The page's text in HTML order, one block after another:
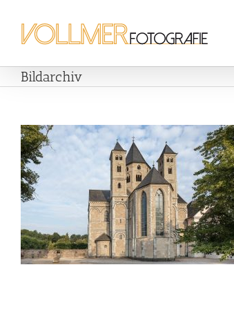
Inhalt
springen
Bildarchiv